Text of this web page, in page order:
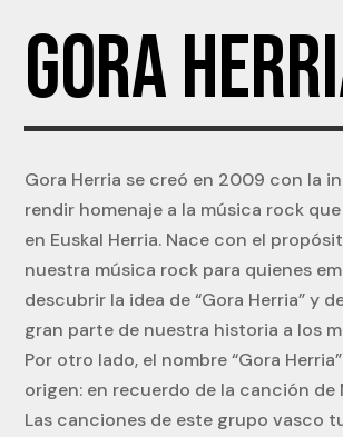
GORA
Gora Herria se creó en 2009 con la
rendir homenaje a la música rock
en Euskal Herria. Nace con el
nuestra música rock para quienes
descubrir la idea de “Gora Herria” y
gran parte de nuestra historia a los
Por otro lado, el nombre “Gora
origen: en recuerdo de la canción de
Las canciones de este grupo vasco